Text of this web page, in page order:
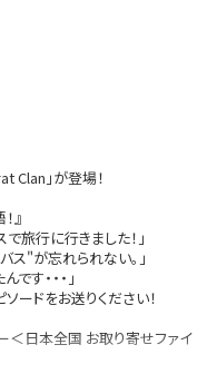
Clan」が登場！
』
旅行に行きました！」
ス"が忘れられない。」
す・・・」
ードをお送りください！
日本全国 お取り寄せファイ